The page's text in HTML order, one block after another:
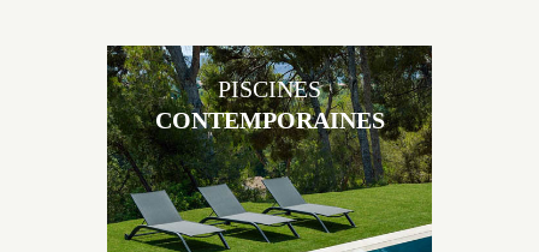
Les piscines en béton contemporaines Jacques
Brens sont uniques grâce au large choix de
PISCINES
CONTEMPORAINES